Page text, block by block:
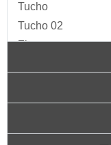
Tucho
Tucho 02
Zip
BC-115